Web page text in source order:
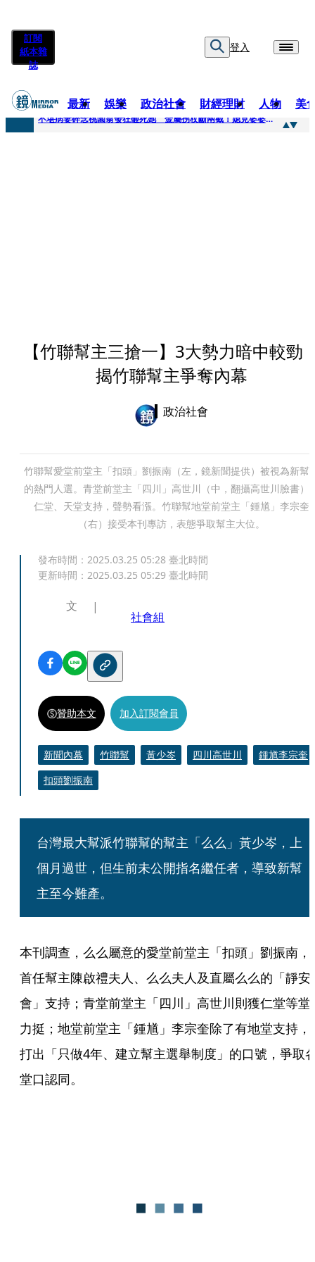
訂閱
紙本雜
誌
登入
最新 娛樂 政治社會 財經理財 人物 美
快訊
不堪病妻碎念桃園翁發狂砸死她 金屬拐杖斷兩截！媳見婆婆屍右臉全爛
【竹聯幫主三搶一】3大勢力暗中較
揭竹聯幫主爭奪內幕
政治社會
竹聯幫愛堂前堂主「扣頭」劉振南（左，鏡新聞提供）被視為新幫
的熱門人選。青堂前堂主「四川」高世川（中，翻攝高世川臉書）
仁堂、天堂支持，聲勢看漲。竹聯幫地堂前堂主「鍾馗」李宗奎
（右）接受本刊專訪，表態爭取幫主大位。
發布時間： 2025.03.25 05:28 臺北時間
更新時間： 2025.03.25 05:29 臺北時間
文
社會組
贊助本文 加入訂閱會員
新聞內幕 竹聯幫 黃少岑 四川高世川
鍾馗李宗奎
扣頭劉振南
台灣最大幫派竹聯幫的幫主「么么」黃少岑，上
個月過世，但生前未公開指名繼任者，導致新幫
主至今難產。
本刊調查，么么屬意的愛堂前堂主「扣頭」劉振南，
首任幫主陳啟禮夫人、么么夫人及直屬么么的「靜安
會」支持；青堂前堂主「四川」高世川則獲仁堂等堂
力挺；地堂前堂主「鍾馗」李宗奎除了有地堂支持，
打出「只做4年、建立幫主選舉制度」的口號，爭取
堂口認同。